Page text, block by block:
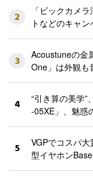
2
「ビックカメ
トなどのキャン
3
Acoustuneの金
One」は外観も
4
“引き算の美学
-05XE」、魅惑
5
VGPでコスパ
型イヤホン